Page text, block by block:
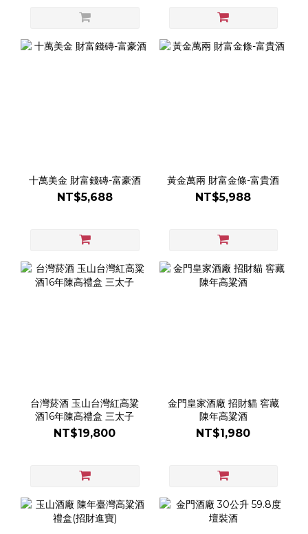
十萬美金 財富錢磚-富豪酒
NT$5,688
黃金萬兩 財富金條-富貴酒
NT$5,988
台灣菸酒 玉山台灣紅高粱
酒16年陳高禮盒 三太子
NT$19,800
金門皇家酒廠 招財貓 窖藏
陳年高粱酒
NT$1,980